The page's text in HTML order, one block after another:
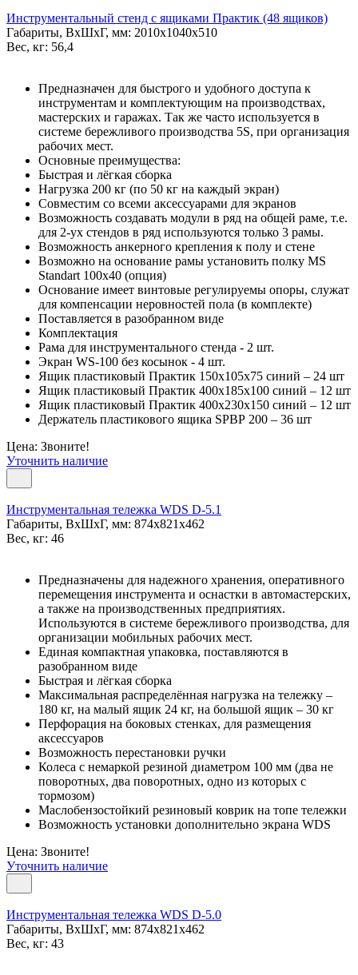
Инструментальный стенд с ящиками Практик (48 ящиков)
Габариты, ВxШxГ, мм: 2010x1040x510
Вес, кг: 56,4
Предназначен для быстрого и удобного доступа к
инструментам и комплектующим на производствах,
мастерских и гаражах. Так же часто используется в
системе бережливого производства 5S, при организация
рабочих мест.
Основные преимущества:
Быстрая и лёгкая сборка
Нагрузка 200 кг (по 50 кг на каждый экран)
Совместим со всеми аксессуарами для экранов
Возможность создавать модули в ряд на общей раме, т.е.
для 2-ух стендов в ряд используются только 3 рамы.
Возможность анкерного крепления к полу и стене
Возможно на основание рамы установить полку MS
Standart 100х40 (опция)
Основание имеет винтовые регулируемы опоры, служат
для компенсации неровностей пола (в комплекте)
Поставляется в разобранном виде
Комплектация
Рама для инструментального стенда - 2 шт.
Экран WS-100 без косынок - 4 шт.
Ящик пластиковый Практик 150х105х75 синий – 24 шт
Ящик пластиковый Практик 400x185x100 синий – 12 шт
Ящик пластиковый Практик 400x230x150 синий – 12 шт
Держатель пластикового ящика SPBР 200 – 36 шт
Цена: Звоните!
Уточнить наличие
Инструментальная тележка WDS D-5.1
Габариты, ВxШxГ, мм: 874x821x462
Вес, кг: 46
Предназначены для надежного хранения, оперативного
перемещения инструмента и оснастки в автомастерских,
а также на производственных предприятиях.
Используются в системе бережливого производства, для
организации мобильных рабочих мест.
Единая компактная упаковка, поставляются в
разобранном виде
Быстрая и лёгкая сборка
Максимальная распределённая нагрузка на тележку –
180 кг, на малый ящик 24 кг, на большой ящик – 30 кг
Перфорация на боковых стенках, для размещения
аксессуаров
Возможность перестановки ручки
Колеса с немаркой резиной диаметром 100 мм (два не
поворотных, два поворотных, одно из которых с
тормозом)
Маслобензостойкий резиновый коврик на топе тележки
Возможность установки дополнительно экрана WDS
Цена: Звоните!
Уточнить наличие
Инструментальная тележка WDS D-5.0
Габариты, ВxШxГ, мм: 874x821x462
Вес, кг: 43